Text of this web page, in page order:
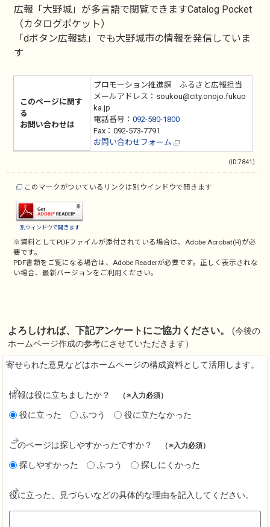
広報「大野城」が多言語で閲覧できますCatalog Pocket
（カタログポケット）
「dボタン広報誌」でも大野城市の情報を発信していま
す
このページに関す
る
お問い合わせは
プロモーション推進課 ふるさと広報担当
メールアドレス：soukou@city.onojo.fukuo
ka.jp
電話番号： 092-580-1800
Fax：092-573-7791
お問い合わせフォーム
（ID:7841）
このマークがついているリンクは別ウインドウで開きます
別ウィンドウで開きます
※資料としてPDFファイルが添付されている場合は、Adobe Acrobat(R)が必
要です。
PDF書類をご覧になる場合は、Adobe Readerが必要です。正しく表示されな
い場合、最新バージョンをご利用ください。